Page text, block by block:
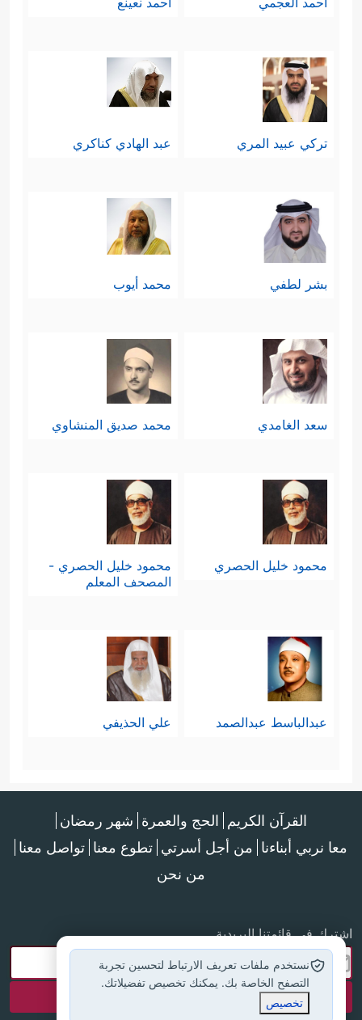
تركي عبيد المري عبد الهادي كناكري
بشر لطفي محمد أيوب
سعد الغامدي محمد صديق المنشاوي
محمود خليل الحصري
محمود خليل الحصري -
المصحف المعلم
عبدالباسط عبدالصمد علي الحذيفي
القرآن الكريم الحج والعمرة شهر رمضان
معا نربي أبناءنا من أجل أسرتي تطوع معنا تواصل معنا
من نحن
اشترك في قائمتنا البريدية
نستخدم ملفات تعريف الارتباط لتحسين تجربة
التصفح الخاصة بك. يمكنك تخصيص تفضيلاتك.
تخصيص